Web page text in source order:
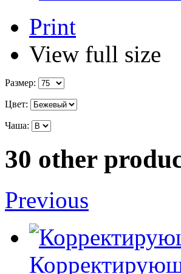
Print
View full size
Размер:
Цвет:
Чаша:
30 other
Previous